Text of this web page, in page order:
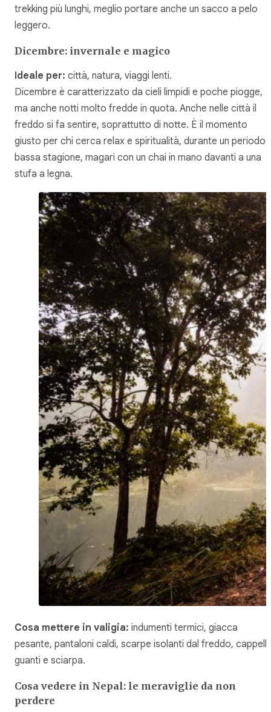
trekking più lunghi, meglio portare anche un sacco a pelo
leggero.
Dicembre: invernale e magico
Ideale per: città, natura, viaggi lenti.
Dicembre è caratterizzato da cieli limpidi e poche piogge,
ma anche notti molto fredde in quota. Anche nelle città il
freddo si fa sentire, soprattutto di notte. È il momento
giusto per chi cerca relax e spiritualità, durante un periodo
bassa stagione, magari con un chai in mano davanti a una
stufa a legna.
Cosa mettere in valigia: indumenti termici, giacca
pesante, pantaloni caldi, scarpe isolanti dal freddo,
guanti e sciarpa.
Cosa vedere in Nepal: le meraviglie da non
perdere